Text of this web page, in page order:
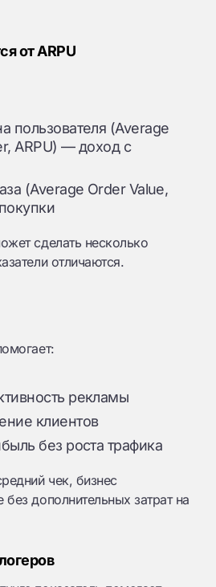
от ARPU
пользователя (Average
ARPU) — доход с
(Average Order Value,
сделать несколько
отличаются.
рекламы
клиентов
без роста трафика
чек, бизнес
дополнительных затрат на